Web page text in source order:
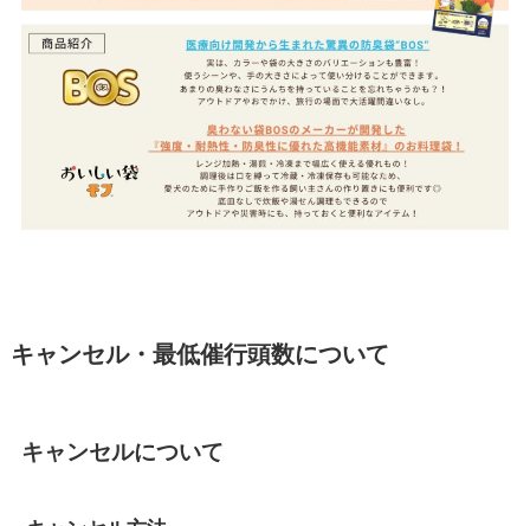
キャンセル・最低催行頭数について
キャンセルについて